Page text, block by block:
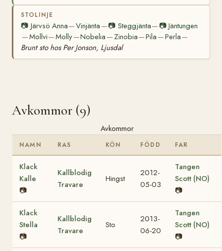
STOLINJE
📷 Järvsö Anna—Vinjänta —📷 Steggjänta— 📷Jäntungen
—Mollvi—Molly—Nobelia — Zinobia—Pila —Perla—
Brunt sto hos Per Jonson, Ljusdal
Avkommor (9)
Avkommor
NAMN RAS KÖN FÖDD FAR
Klack
Kalle
📷
Kallblodig
Travare
Hingst
2012-
05-03
Tangen
Scott (NO)
📷
Klack
Stella
📷
Kallblodig
Travare
Sto
2013-
06-20
Tangen
Scott (NO)
📷